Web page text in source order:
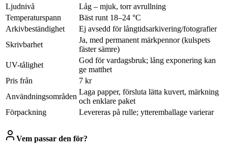
Ljudnivå
Låg – mjuk, torr avrullning
Temperaturspann
Bäst runt 18–24 °C
Arkivbeständighet
Ej avsedd för långtidsarkivering/fotografier
Skrivbarhet
Ja, med permanent märkpennor (kulspets
fäster sämre)
UV-tålighet
God för vardagsbruk; lång exponering kan
ge matthet
Pris från
7 kr
Användningsområden
Laga papper, försluta lätta kuvert, märkning
och enklare paket
Förpackning
Levereras på rulle; ytteremballage varierar
Vem passar den för?